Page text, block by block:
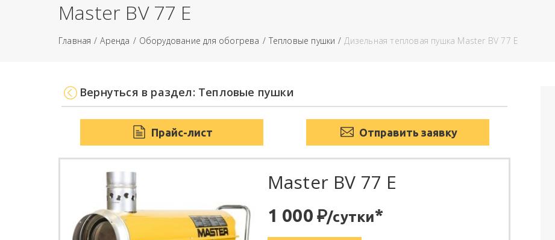
Master BV 77 E
Главная Аренда Оборудование для обогрева Тепловые пушки Дизельная тепловая пушка Master BV 77 E
Вернуться в раздел: Тепловые пушки
Прайс-лист Отправить заявку
Master BV 77 E
1 000:/сутки*